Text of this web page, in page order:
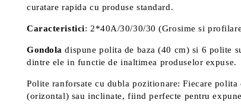
curatare rapida cu produse standard.
Caracteristici: 2*40A/30/30/30 (Grosime si
Gondola dispune polita de baza (40 cm) si 6 polite
dintre ele in functie de inaltimea produselor expuse.
Polite ranforsate cu dubla pozitionare: Fiecare
(orizontal) sau inclinate, fiind perfecte pentru